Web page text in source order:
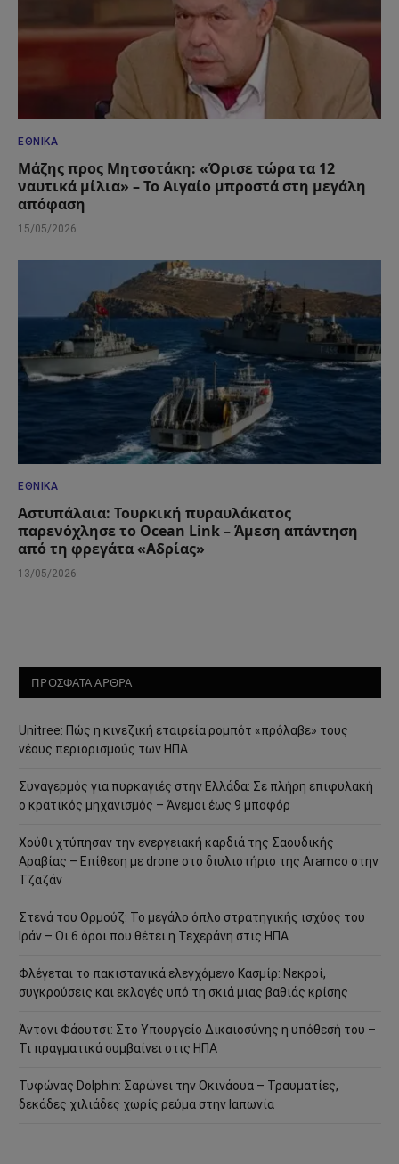
ΕΘΝΙΚΆ
Μάζης προς Μητσοτάκη: «Όρισε τώρα τα 12
ναυτικά μίλια» – Το Αιγαίο μπροστά στη μεγάλη
απόφαση
15/05/2026
ΕΘΝΙΚΆ
Αστυπάλαια: Τουρκική πυραυλάκατος
παρενόχλησε το Ocean Link – Άμεση απάντηση
από τη φρεγάτα «Αδρίας»
13/05/2026
ΠΡΟΣΦΑΤΑ ΑΡΘΡΑ
Unitree: Πώς η κινεζική εταιρεία ρομπότ «πρόλαβε» τους
νέους περιορισμούς των ΗΠΑ
Συναγερμός για πυρκαγιές στην Ελλάδα: Σε πλήρη επιφυλακή
ο κρατικός μηχανισμός – Άνεμοι έως 9 μποφόρ
Χούθι χτύπησαν την ενεργειακή καρδιά της Σαουδικής
Αραβίας – Επίθεση με drone στο διυλιστήριο της Aramco στην
Τζαζάν
Στενά του Ορμούζ: Το μεγάλο όπλο στρατηγικής ισχύος του
Ιράν – Οι 6 όροι που θέτει η Τεχεράνη στις ΗΠΑ
Φλέγεται το πακιστανικά ελεγχόμενο Κασμίρ: Νεκροί,
συγκρούσεις και εκλογές υπό τη σκιά μιας βαθιάς κρίσης
Άντονι Φάουτσι: Στο Υπουργείο Δικαιοσύνης η υπόθεσή του –
Τι πραγματικά συμβαίνει στις ΗΠΑ
Τυφώνας Dolphin: Σαρώνει την Οκινάουα – Τραυματίες,
δεκάδες χιλιάδες χωρίς ρεύμα στην Ιαπωνία